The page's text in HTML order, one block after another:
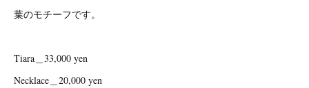
葉のモチーフです。
Tiara＿33,000 yen
Necklace＿20,000 yen